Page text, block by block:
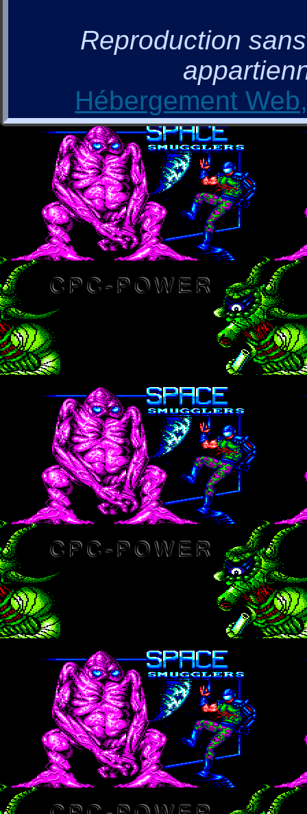
Reproduction
Hébergement